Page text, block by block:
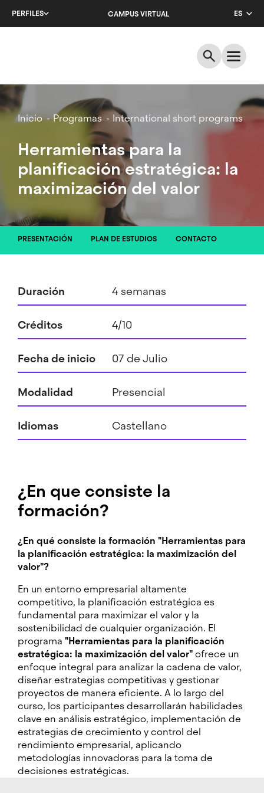
PERFILES CAMPUS VIRTUAL
ES
EN
Breadcrumb
Inicio Programas International short programs
Herramientas para la
planificación estratégica: la
maximización del valor
PRESENTACIÓN PLAN DE ESTUDIOS CONTACTO
Duración 4 semanas
Créditos 4/10
Fecha de inicio 07 de Julio
Modalidad Presencial
Idiomas Castellano
¿En que consiste la
formación?
¿En qué consiste la formación "Herramientas para
la planificación estratégica: la maximización del
valor"?
En un entorno empresarial altamente
competitivo, la planificación estratégica es
fundamental para maximizar el valor y la
sostenibilidad de cualquier organización. El
programa "Herramientas para la planificación
estratégica: la maximización del valor"ofrece un
enfoque integral para analizar la cadena de valor,
diseñar estrategias competitivas y gestionar
proyectos de manera eficiente. A lo largo del
curso, los participantes desarrollarán habilidades
clave en análisis estratégico, implementación de
estrategias de crecimiento y control del
rendimiento empresarial, aplicando
metodologías innovadoras para la toma de
decisiones estratégicas.